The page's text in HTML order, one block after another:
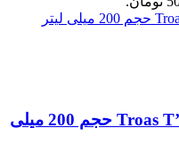
اسپری مردانه سکو مدل Troas T’ermes حجم 200 میلی